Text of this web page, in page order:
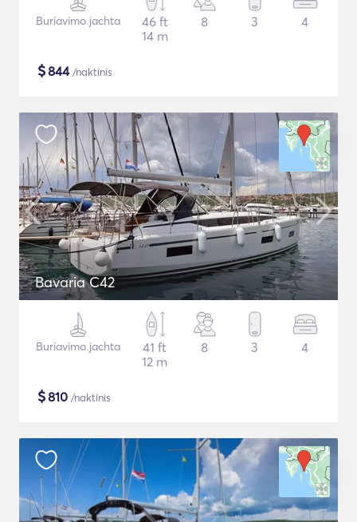
Buriavimo jachta
46 ft
14 m
8 3 4
$844/naktinis
Bavaria C42
Buriavimo jachta
41 ft
12 m
8 3 4
$810 /naktinis